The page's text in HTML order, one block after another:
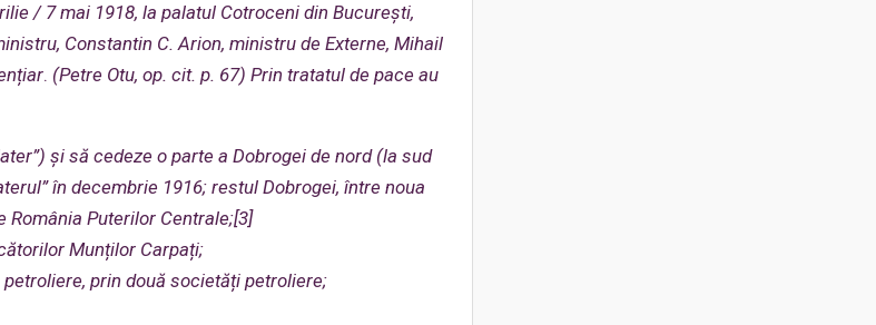
/ 7 mai 1918, la palatul Cotroceni din București,
Constantin C. Arion, ministru de Externe, Mihail
. (Petre Otu, op. cit. p. 67) Prin tratatul de pace au
și să cedeze o parte a Dobrogei de nord (la sud
în decembrie 1916; restul Dobrogei, între noua
România Puterilor Centrale;[3]
Munților Carpați;
prin două societăți petroliere;